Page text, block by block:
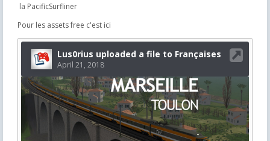
la PacificSurfliner
Pour les assets free c'est ici